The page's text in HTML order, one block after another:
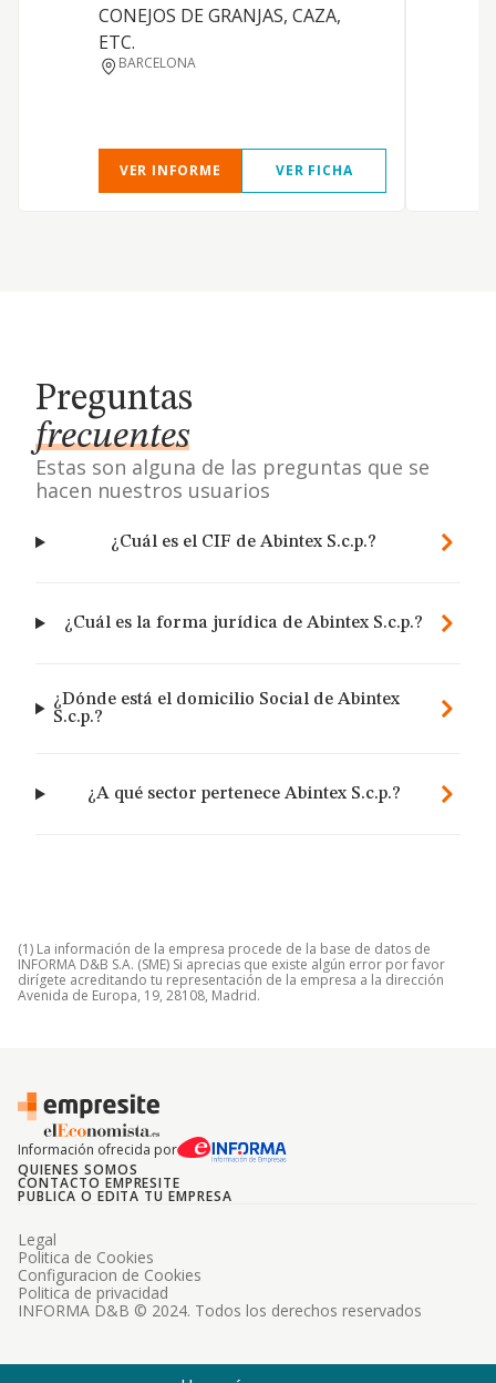
CONEJOS DE GRANJAS, CAZA,
ETC.
BARCELONA
VER INFORME VER FICHA
Preguntas
frecuentes
Estas son alguna de las preguntas que se
hacen nuestros usuarios
¿Cuál es el CIF de Abintex S.c.p.?
¿Cuál es la forma jurídica de Abintex S.c.p.?
¿Dónde está el domicilio Social de Abintex
S.c.p.?
¿A qué sector pertenece Abintex S.c.p.?
(1) La información de la empresa procede de la base de datos de
INFORMA D&B S.A. (SME) Si aprecias que existe algún error por favor
dirígete acreditando tu representación de la empresa a la dirección
Avenida de Europa, 19, 28108, Madrid.
Información ofrecida por
QUIENES SOMOS
CONTACTO EMPRESITE
PUBLICA O EDITA TU EMPRESA
INFORMA D&B © 2024. Todos los derechos reservados
Legal
Politica de Cookies
Configuracion de Cookies
Politica de privacidad